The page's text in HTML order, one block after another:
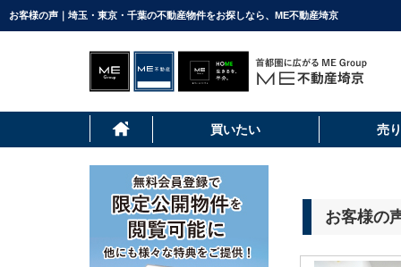
お客様の声｜埼玉・東京・千葉の不動産物件をお探しなら、ME不動産埼京
買いたい 売
お客様の